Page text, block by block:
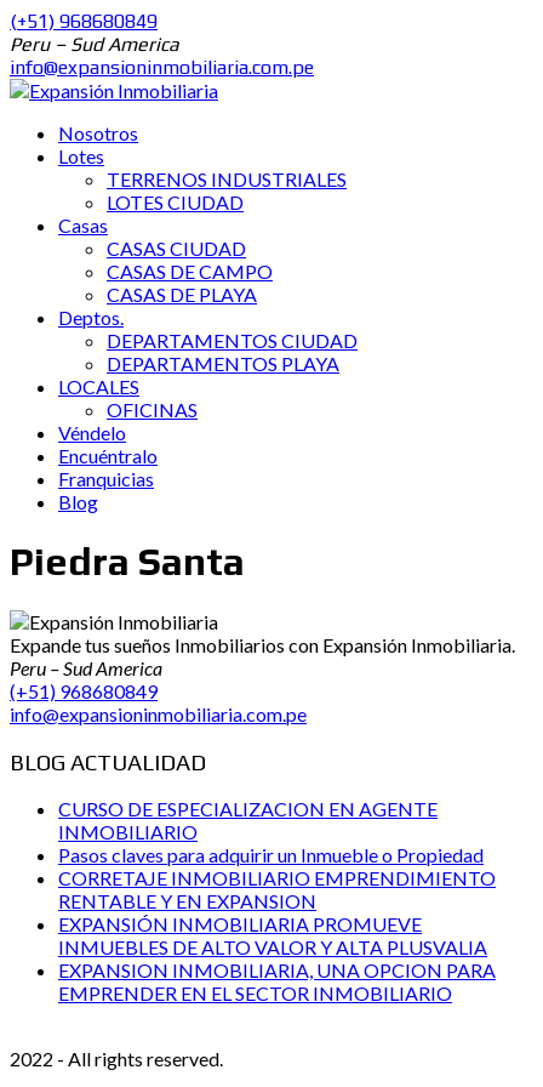
(+51) 968680849
Peru – Sud America
info@expansioninmobiliaria.com.pe
Nosotros
Lotes
TERRENOS INDUSTRIALES
LOTES CIUDAD
Casas
CASAS CIUDAD
CASAS DE CAMPO
CASAS DE PLAYA
Deptos.
DEPARTAMENTOS CIUDAD
DEPARTAMENTOS PLAYA
LOCALES
OFICINAS
Véndelo
Encuéntralo
Franquicias
Blog
Piedra Santa
Expande tus sueños Inmobiliarios con Expansión Inmobiliaria.
Peru – Sud America
(+51) 968680849
info@expansioninmobiliaria.com.pe
BLOG ACTUALIDAD
CURSO DE ESPECIALIZACION EN AGENTE
INMOBILIARIO
Pasos claves para adquirir un Inmueble o Propiedad
CORRETAJE INMOBILIARIO EMPRENDIMIENTO
RENTABLE Y EN EXPANSION
EXPANSIÓN INMOBILIARIA PROMUEVE
INMUEBLES DE ALTO VALOR Y ALTA PLUSVALIA
EXPANSION INMOBILIARIA, UNA OPCION PARA
EMPRENDER EN EL SECTOR INMOBILIARIO
2022 - All rights reserved.